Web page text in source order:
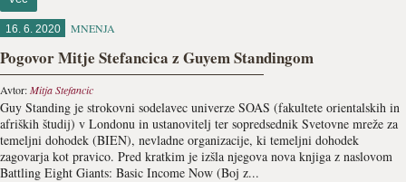
16. 6. 2020 MNENJA
Pogovor Mitje Stefancica z Guyem Standingom
Avtor:Mitja Stefancic
Guy Standing je strokovni sodelavec univerze SOAS (fakultete orientalskih in
afriških študij) v Londonu in ustanovitelj ter sopredsednik Svetovne mreže za
temeljni dohodek (BIEN), nevladne organizacije, ki temeljni dohodek
zagovarja kot pravico. Pred kratkim je izšla njegova nova knjiga z naslovom
Battling Eight Giants: Basic Income Now (Boj z...